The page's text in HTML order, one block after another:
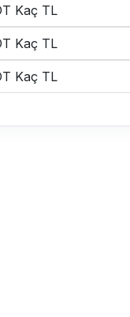
Kaç TL
Kaç TL
Kaç TL